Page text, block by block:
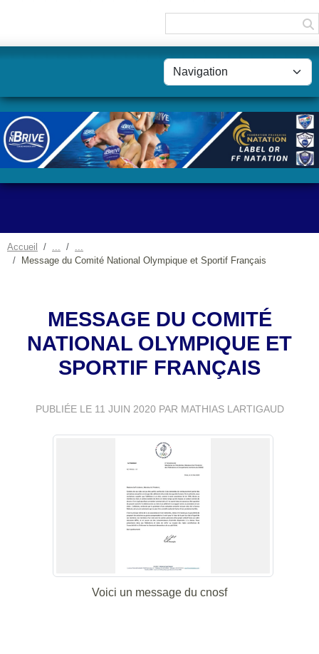
Accueil
Message du Comité National Olympique et Sportif Français
MESSAGE DU COMITÉ
NATIONAL OLYMPIQUE ET
SPORTIF FRANÇAIS
PUBLIÉE LE 11 JUIN 2020 PAR MATHIAS LARTIGAUD
Voici un message du cnosf